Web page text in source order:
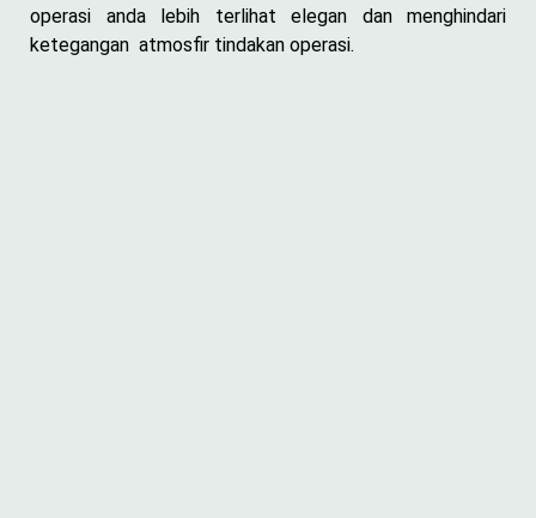
operasi anda lebih terlihat elegan dan menghindari
ketegangan atmosfir tindakan operasi.